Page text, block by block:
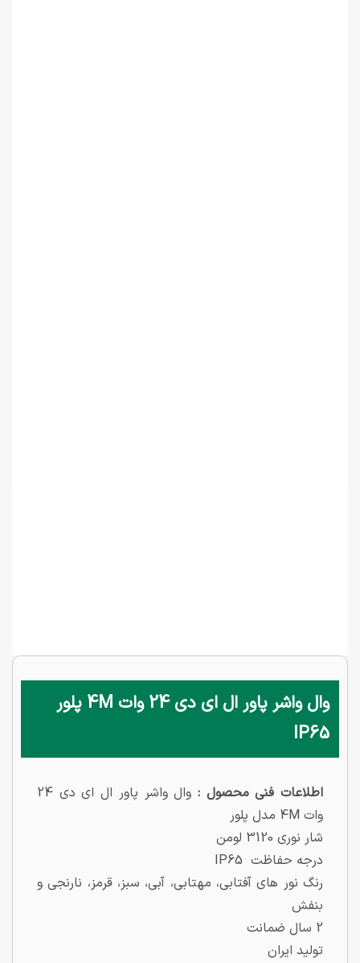
وال واشر پاور ال ای دی 24 وات 4M پلور
IP65
اطلاعات فنی محصول :
وال واشر پاور ال ای دی 24
وات 4M مدل پلور
شار نوری 3120 لومن
درجه حفاظت IP65
رنگ نور های آفتابی، مهتابی، آبی، سبز، قرمز، نارنجی و
بنفش
2 سال ضمانت
تولید ایران